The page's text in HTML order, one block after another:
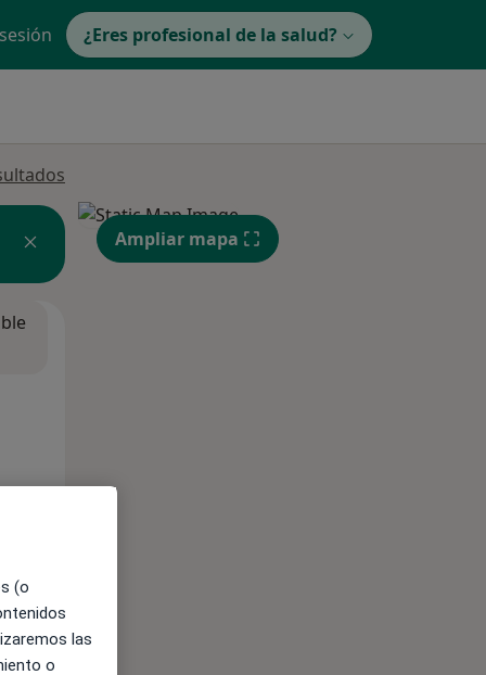
¿Eres profesional de la salud?
Ampliar mapa
(o
las
o